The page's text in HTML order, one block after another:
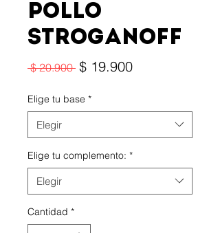
Pollo
Stroganoff
$ 20.900 Precio
$ 19.900Precio
Elige tu base *
Elegir
Elige tu complemento: *
Elegir
Cantidad *